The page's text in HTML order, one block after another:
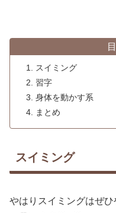
スイミング
習字
身体を動かす系
まとめ
スイミング
やはりスイミングはぜ